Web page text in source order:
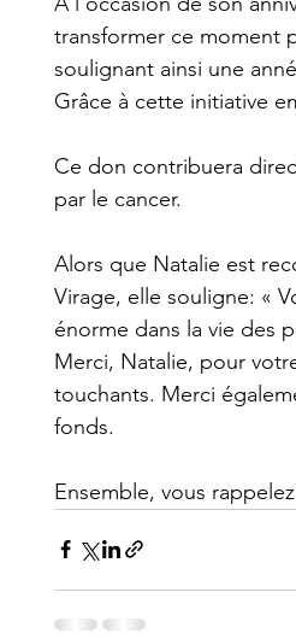
transformer ce moment
soulignant ainsi une
Grâce à cette initiative
Ce don contribuera
par le cancer.
Alors que Natalie est
Virage, elle souligne: «
énorme dans la vie des
Merci, Natalie, pour
touchants. Merci
fonds.
Ensemble, vous